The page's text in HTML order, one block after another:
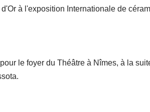
à l'exposition Internationale de
le foyer du Théâtre à Nîmes, à la